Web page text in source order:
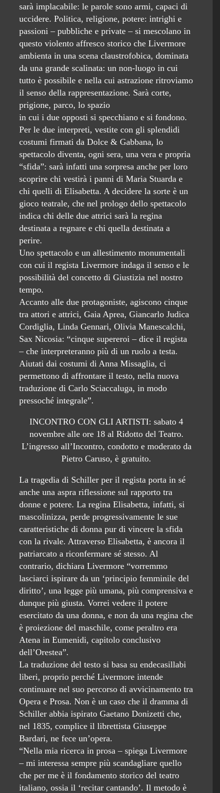
sarà implacabile: le parole sono armi, capaci di
uccidere. Politica, religione, potere: intrighi e
passioni – pubbliche e private – si mescolano in
questo violento affresco storico che Livermore
ambienta in una scena claustrofobica, dominata
da una grande scalinata: un non-luogo in cui
tutto è possibile e nella cui astrazione ritroviamo
il senso della rappresentazione. Sarà corte,
prigione, parco, lo spazio
in cui i due opposti si specchiano e si fondono.
Per le due interpreti, vestite con gli splendidi
costumi firmati da Dolce & Gabbana, lo
spettacolo diventa, ogni sera, una vera e propria
“sfida”: sarà infatti una sorpresa anche per loro
scoprire chi vestirà i panni di Maria Stuarda e
chi quelli di Elisabetta. A decidere la sorte è un
gioco teatrale, che nel prologo dello spettacolo
indica chi delle due attrici sarà la regina
destinata a regnare e chi quella destinata a
perire.
Uno spettacolo e un allestimento monumentali
con cui il regista Livermore indaga il senso e le
possibilità del concetto di Giustizia nel nostro
tempo.
Accanto alle due protagoniste, agiscono cinque
tra attori e attrici, Gaia Aprea, Giancarlo Judica
Cordiglia, Linda Gennari, Olivia Manescalchi,
Sax Nicosia: “cinque supereroi – dice il regista
– che interpreteranno più di un ruolo a testa.
Aiutati dai costumi di Anna Missaglia, ci
permettono di affrontare il testo, nella nuova
traduzione di Carlo Sciaccaluga, in modo
pressoché integrale”.
INCONTRO CON GLI ARTISTI: sabato 4
novembre alle ore 18 al Ridotto del Teatro.
L’ingresso all’Incontro, condotto e moderato da
Pietro Caruso, è gratuito.
La tragedia di Schiller per il regista porta in sé
anche una aspra riflessione sul rapporto tra
donne e potere. La regina Elisabetta, infatti, si
mascolinizza, perde progressivamente le sue
caratteristiche di donna pur di vincere la sfida
con la rivale. Attraverso Elisabetta, è ancora il
patriarcato a riconfermare sé stesso. Al
contrario, dichiara Livermore “vorremmo
lasciarci ispirare da un ‘principio femminile del
diritto’, una legge più umana, più comprensiva e
dunque più giusta. Vorrei vedere il potere
esercitato da una donna, e non da una regina che
è proiezione del maschile, come peraltro era
Atena in Eumenidi, capitolo conclusivo
dell’Orestea”.
La traduzione del testo si basa su endecasillabi
liberi, proprio perché Livermore intende
continuare nel suo percorso di avvicinamento tra
Opera e Prosa. Non è un caso che il dramma di
Schiller abbia ispirato Gaetano Donizetti che,
nel 1835, complice il librettista Giuseppe
Bardari, ne fece un’opera.
“Nella mia ricerca in prosa – spiega Livermore
– mi interessa sempre più scandagliare quello
che per me è il fondamento storico del teatro
italiano, ossia il ‘recitar cantando’. Il metodo è